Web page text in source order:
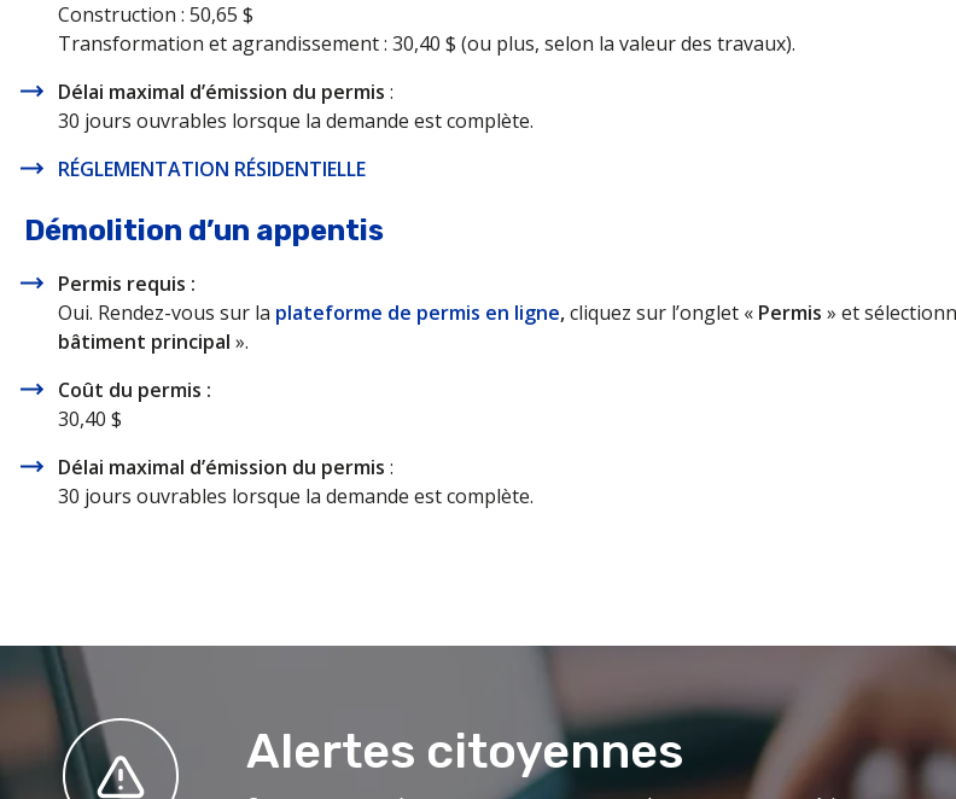
Construction : 50,65 $
Transformation et agrandissement : 30,40 $ (ou plus, selon la valeur des travaux).
Délai maximal d’émission du permis :
30 jours ouvrables lorsque la demande est complète.
RÉGLEMENTATION RÉSIDENTIELLE
Démolition d’un appentis
Permis requis :
Oui. Rendez-vous sur la plateforme de permis en ligne,cliquez sur l’onglet « Permis » et
bâtiment principal ».
Coût du permis :
30,40 $
Délai maximal d’émission du permis :
30 jours ouvrables lorsque la demande est complète.
Alertes citoyennes